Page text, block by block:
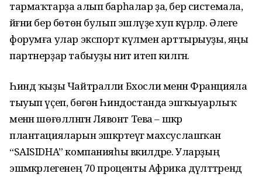
тармаҡтарҙа алып барһалар ҙа, бер системала,
йәғни бер бөтөн булып эшләүҙе хуп күрәләр. Әлеге
форумға улар экспорт күләмен арттырыуҙы, яңы
партнерҙар табыуҙы ниәт итеп килгән.
Һинд ҡыҙы Чайтралли Бхосли менән Францияла
тыуып үҫеп, бөгөн Һин­достанда эшҡыуарлыҡ
менән шөғөл­ләнгән Лявонт Тева – шәкәр
плантацияларын эшкәртеүгә махсуслашҡан
“SAISIDHA” компанияһы вәкилдәре. Уларҙың
эшмәкәрлегенең 70 проценты Африка дәүләттәрендә